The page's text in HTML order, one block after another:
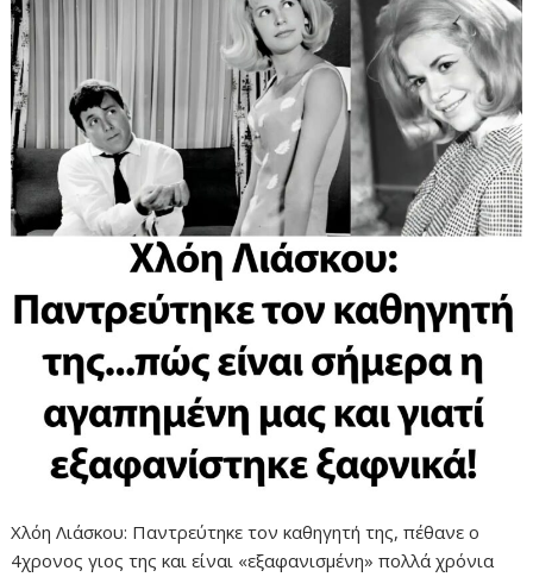
Χλόη Λιάσκου: Παντρεύτηκε τον καθηγητή της, πέθανε ο
4χρονος γιος της και είναι «εξαφανισμένη» πολλά χρόνια